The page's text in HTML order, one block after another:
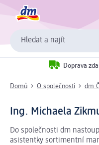
Hledat a najít
Doprava
Domů O společnosti dm
Ing. Michaela
Do společnosti dm
asistentky sortimentní